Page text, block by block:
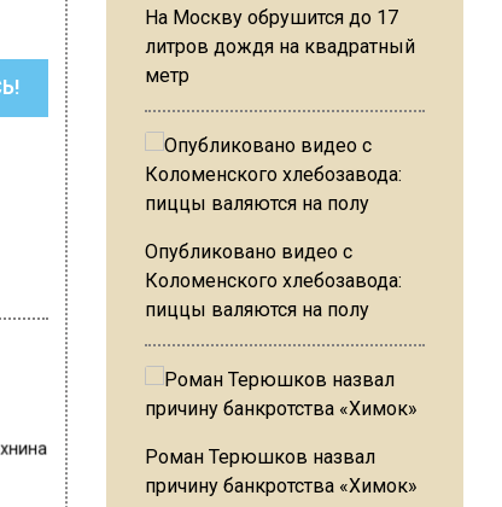
На Москву обрушится до 17
литров дождя на квадратный
метр
Опубликовано видео с
Коломенского хлебозавода:
пиццы валяются на полу
Роман Терюшков назвал
причину банкротства «Химок»